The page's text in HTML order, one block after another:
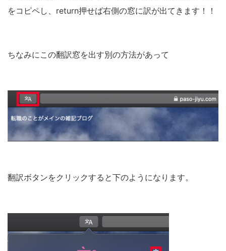
をコピペし、return押せば右側の窓に訳が出てきます！！
ちなみにこの翻訳窓を出す別の方法があって
翻訳ボタンをクリックすると下のようになります。